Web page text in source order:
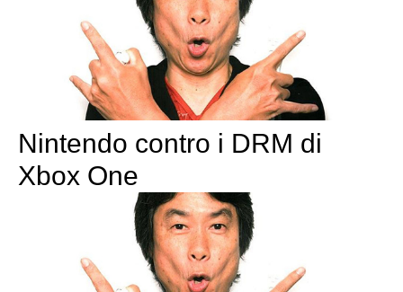
Nintendo contro i DRM di
Xbox One